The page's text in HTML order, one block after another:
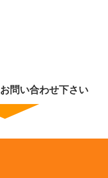
問い合わせ下さい